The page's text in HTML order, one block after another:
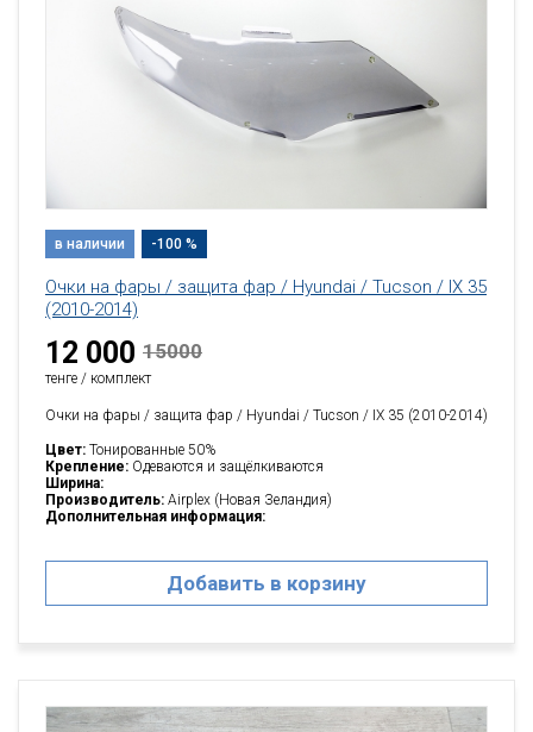
в наличии -100 %
Очки на фары / защита фар / Hyundai / Tucson / IX 35
(2010-2014)
12 000 15000
тенге / комплект
Очки на фары / защита фар / Hyundai / Tucson / IX 35 (2010-2014)
Цвет: Тонированные 50%
Крепление: Одеваются и защёлкиваются
Ширина:
Производитель: Airplex (Новая Зеландия)
Дополнительная информация:
Добавить в корзину